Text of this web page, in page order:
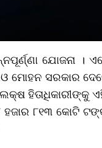
ଯୋଜନା ।
ମୋହନ ସରକାର
ହିତାଧିକାରୀଙ୍କୁ
୮୧୩ କୋଟି